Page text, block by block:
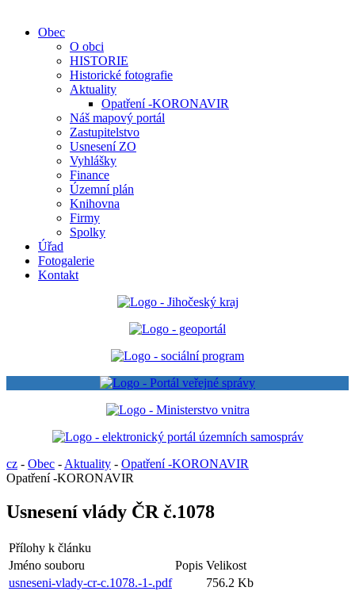
Obec
O obci
HISTORIE
Historické fotografie
Aktuality
Opatření -KORONAVIR
Náš mapový portál
Zastupitelstvo
Usnesení ZO
Vyhlášky
Finance
Územní plán
Knihovna
Firmy
Spolky
Úřad
Fotogalerie
Kontakt
cz - Obec - Aktuality - Opatření -KORONAVIR
Opatření -KORONAVIR
Usnesení vlády ČR č.1078
Přílohy k článku
Jméno souboru
Popis Velikost
usneseni-vlady-cr-c.1078.-1-.pdf
756.2 Kb